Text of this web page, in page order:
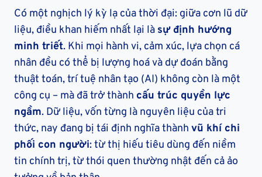
Có một nghịch lý kỳ lạ của thời đại: giữa cơn lũ dữ
liệu, điều khan hiếm nhất lại là sự định hướng
minh triết. Khi mọi hành vi, cảm xúc, lựa chọn cá
nhân đều có thể bị lượng hoá và dự đoán bằng
thuật toán, trí tuệ nhân tạo (AI) không còn là một
công cụ – mà đã trở thành cấu trúc quyền lực
ngầm. Dữ liệu, vốn từng là nguyên liệu của tri
thức, nay đang bị tái định nghĩa thành vũ khí chi
phối con người: từ thị hiếu tiêu dùng đến niềm
tin chính trị, từ thói quen thường nhật đến cả ảo